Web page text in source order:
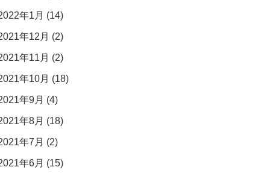
年1月 (14)
年12月 (2)
年11月 (2)
年10月 (18)
年9月 (4)
年8月 (18)
年7月 (2)
年6月 (15)